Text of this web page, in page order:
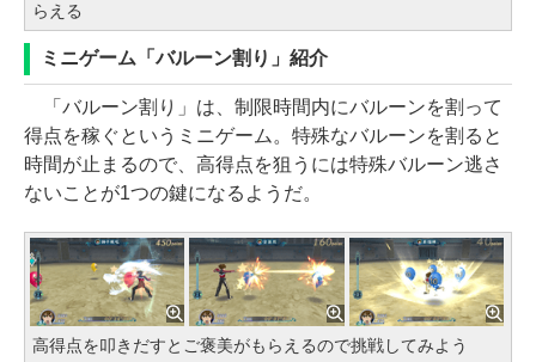
らえる
ミニゲーム「バルーン割り」紹介
「バルーン割り」は、制限時間内にバルーンを割って
得点を稼ぐというミニゲーム。特殊なバルーンを割ると
時間が止まるので、高得点を狙うには特殊バルーン逃さ
ないことが1つの鍵になるようだ。
高得点を叩きだすとご褒美がもらえるので挑戦してみよう